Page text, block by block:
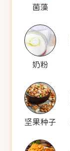
菌藻
奶粉
坚果种子